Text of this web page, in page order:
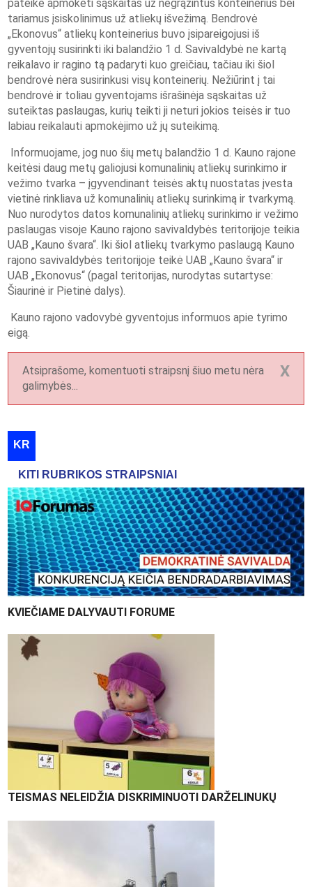
pateikė apmokėti sąskaitas už negrąžintus konteinerius bei
tariamus įsiskolinimus už atliekų išvežimą. Bendrovė
„Ekonovus“ atliekų konteinerius buvo įsipareigojusi iš
gyventojų susirinkti iki balandžio 1 d. Savivaldybė ne kartą
reikalavo ir ragino tą padaryti kuo greičiau, tačiau iki šiol
bendrovė nėra susirinkusi visų konteinerių. Nežiūrint į tai
bendrovė ir toliau gyventojams išrašinėja sąskaitas už
suteiktas paslaugas, kurių teikti ji neturi jokios teisės ir tuo
labiau reikalauti apmokėjimo už jų suteikimą.
Informuojame, jog nuo šių metų balandžio 1 d. Kauno rajone
keitėsi daug metų galiojusi komunalinių atliekų surinkimo ir
vežimo tvarka – įgyvendinant teisės aktų nuostatas įvesta
vietinė rinkliava už komunalinių atliekų surinkimą ir tvarkymą.
Nuo nurodytos datos komunalinių atliekų surinkimo ir vežimo
paslaugas visoje Kauno rajono savivaldybės teritorijoje teikia
UAB „Kauno švara“. Iki šiol atliekų tvarkymo paslaugą Kauno
rajono savivaldybės teritorijoje teikė UAB „Kauno švara“ ir
UAB „Ekonovus“ (pagal teritorijas, nurodytas sutartyse:
Šiaurinė ir Pietinė dalys).
Kauno rajono vadovybė gyventojus informuos apie tyrimo
eigą.
Atsiprašome, komentuoti straipsnį šiuo metu nėra
galimybės...
X
KR
KITI RUBRIKOS STRAIPSNIAI
KVIEČIAME DALYVAUTI FORUME
TEISMAS NELEIDŽIA DISKRIMINUOTI DARŽELINUKŲ